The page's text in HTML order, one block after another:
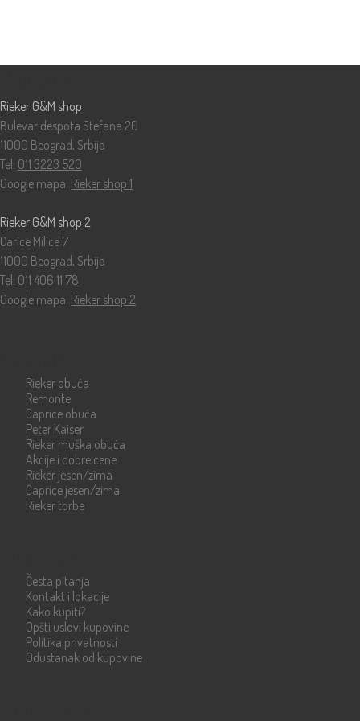
Rieker G&M shop
Bulevar despota Stefana 20
11000 Beograd, Srbija
Tel: 011 3223 520
Google mapa: Rieker shop 1
Rieker G&M shop 2
Carice Milice 7
11000 Beograd, Srbija
Tel: 011 406 11 78
Google mapa: Rieker shop 2
Rieker obuća
Remonte
Caprice obuća
Peter Kaiser
Rieker muška obuća
Akcije i dobre cene
Rieker jesen/zima
Caprice jesen/zima
Rieker torbe
Česta pitanja
Kontakt i lokacije
Kako kupiti?
Opšti uslovi kupovine
Politika privatnosti
Odustanak od kupovine